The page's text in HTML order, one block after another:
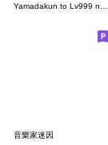
音樂家迷因